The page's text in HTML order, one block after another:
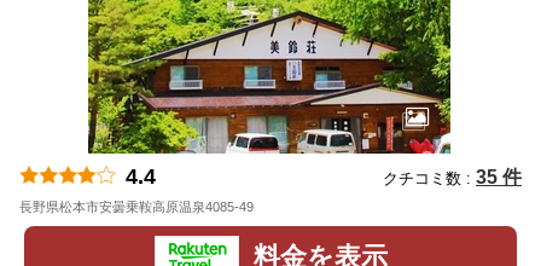
4.4 クチコミ数 : 35 件
長野県松本市安曇乗鞍高原温泉4085-49
料金を表示